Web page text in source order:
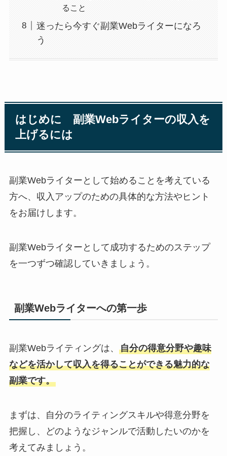
ること
迷ったら今すぐ副業Webライターになろ
う
はじめに 副業Webライターの収入を
上げるには
副業Webライターとして始めることを考えている
方へ、収入アップのための具体的な方法やヒント
をお届けします。
副業Webライターとして成功するためのステップ
を一つずつ確認していきましょう。
副業Webライターへの第一歩 
副業Webライティングは、 自分の得意分野や趣味
などを活かして収入を得ることができる魅力的な
副業です。
まずは、自分のライティングスキルや得意分野を
把握し、どのようなジャンルで活動したいのかを
考えてみましょう。